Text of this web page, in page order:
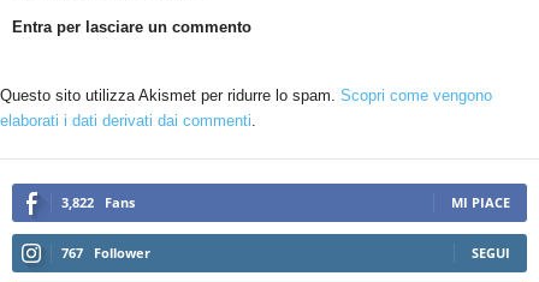
Entra per lasciare un commento
Questo sito utilizza Akismet per ridurre lo spam. Scopri come vengono
elaborati i dati derivati dai commenti.
3,822 Fans MI PIACE
767 Follower SEGUI